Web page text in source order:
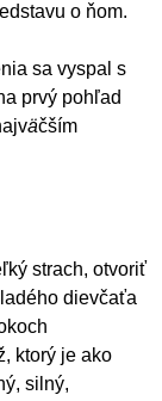
o ňom.
sa vyspal s
prvý pohľad
äčším
strach, otvoriť
dievčaťa
ktorý je ako
silný,